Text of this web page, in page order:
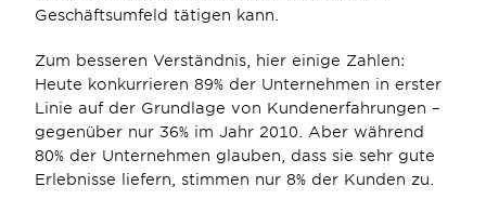
Geschäftsumfeld tätigen kann.
Zum besseren Verständnis, hier einige Zahlen:
Heute konkurrieren 89% der Unternehmen in erster
Linie auf der Grundlage von Kundenerfahrungen –
gegenüber nur 36% im Jahr 2010. Aber während
80% der Unternehmen glauben, dass sie sehr gute
Erlebnisse liefern, stimmen nur 8% der Kunden zu.